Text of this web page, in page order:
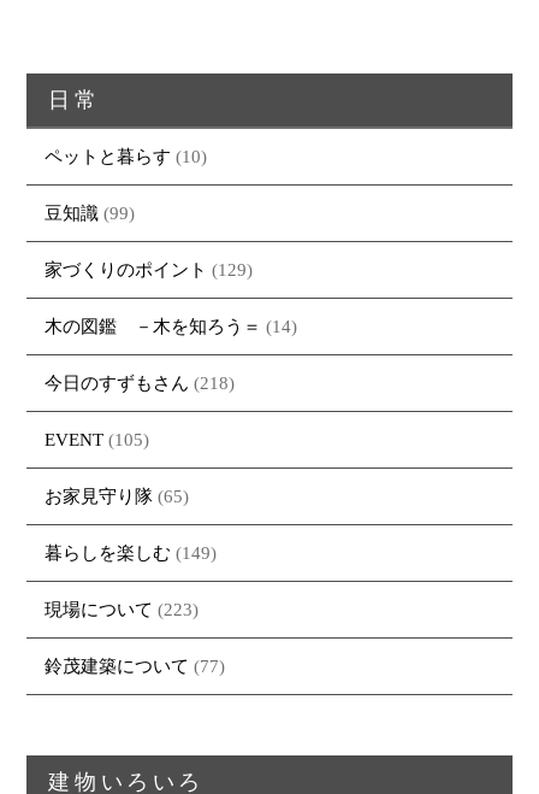
日常
ペットと暮らす (10)
豆知識 (99)
家づくりのポイント (129)
木の図鑑 －木を知ろう＝ (14)
今日のすずもさん (218)
EVENT (105)
お家見守り隊 (65)
暮らしを楽しむ (149)
現場について (223)
鈴茂建築について (77)
建物いろいろ